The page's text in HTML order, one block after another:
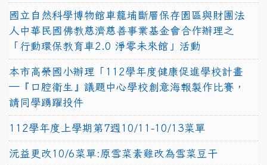
國立自然科學博物館車籠埔斷層保存園區與財團法
人中華民國佛教慈濟慈善事業基金會合作辦理之
「行動環保教育車2.0 淨零未來館」活動
本市高榮國小辦理「112學年度健康促進學校計畫
─『口腔衛生』議題中心學校創意海報製作比賽，
請同學踴躍投件
112學年度上學期第7週10/11-10/13菜單
沅益更改10/6菜單:原雪菜素雞改為雪菜豆干